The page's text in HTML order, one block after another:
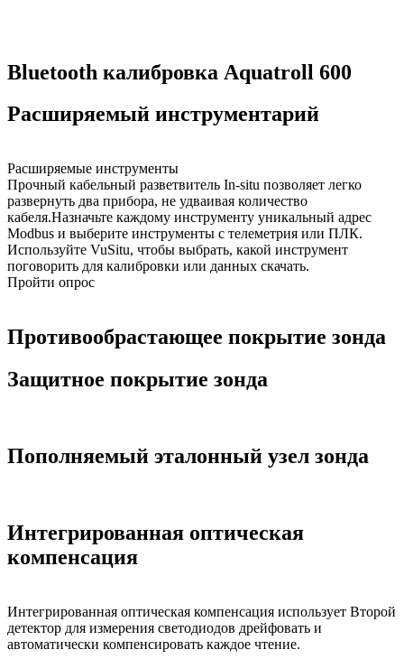
Bluetooth калибровка Aquatroll 600
Расширяемый инструментарий
Расширяемые инструменты
Прочный кабельный разветвитель In-situ позволяет легко
развернуть два прибора, не удваивая количество
кабеля.Назначьте каждому инструменту уникальный адрес
Modbus и выберите инструменты с телеметрия или ПЛК.
Используйте VuSitu, чтобы выбрать, какой инструмент
поговорить для калибровки или данных скачать.
Пройти опрос
Противообрастающее покрытие зонда
Защитное покрытие зонда
Пополняемый эталонный узел зонда
Интегрированная оптическая
компенсация
Интегрированная оптическая компенсация использует Второй
детектор для измерения светодиодов дрейфовать и
автоматически компенсировать каждое чтение.